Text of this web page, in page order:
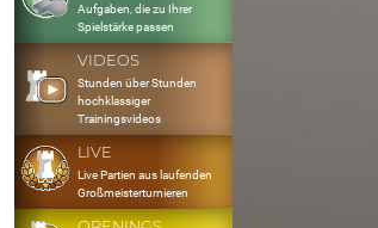
Aufgaben, die zu Ihrer
Spielstärke passen
VIDEOS
Stunden über Stunden
hochklassiger
Trainingsvideos
LIVE
Live Partien aus laufenden
Großmeisterturnieren